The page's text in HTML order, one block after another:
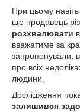
При цьому
що продавець
розхвалювати
вважатиме за
запропонували,
про всіх
людини.
Дослідження
залишився